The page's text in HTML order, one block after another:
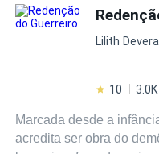
sobrevivente, e ainda
por anos sentindo suas
costas como se a
descansará enquanto
um. — Para todos aqueles que fizeram pingar sangue em
Lilith
10
Marcada desde a
acredita ser obra do